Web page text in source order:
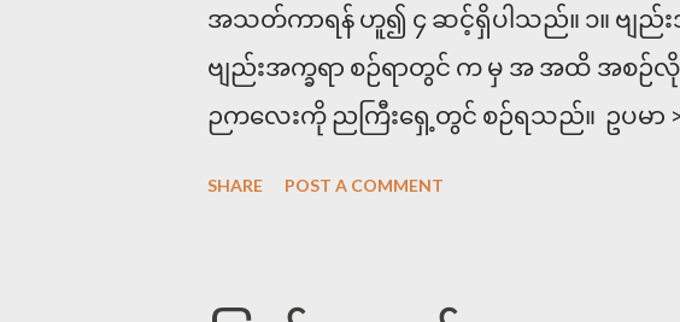
အသတ်ကာရန် ဟူ၍ ၄ ဆင့်ရှိပါသည်။ ၁။ ဗျည်းအ
ဗျည်းအက္ခရာ စဉ်ရာတွင် က မှ အ အထိ အစဉ်
ဉကလေးကို ညကြီးရှေ့တွင် စဉ်ရသည်။ ဥပမာ
၏ စာလုံးဆင့်ပုံစံ ဖြစ်ပါသည်။ ထို့ကြောင့် ယ၊
SHARE POST A COMMENT